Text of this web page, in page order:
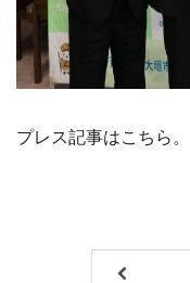
プレス記事はこちら。